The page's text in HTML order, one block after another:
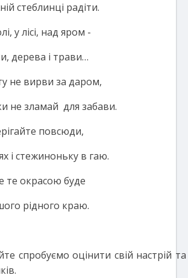
радіти.
над яром -
і трави…
вирви за даром,
зламай для забави.
повсюди,
в гаю.
те окрасою буде
краю.
спробуємо оцінити свій настрій